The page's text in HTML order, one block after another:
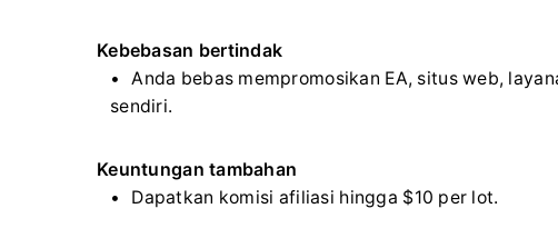
Kebebasan bertindak
Anda bebas mempromosikan EA, situs web,
sendiri.
Keuntungan tambahan
Dapatkan komisi afiliasi hingga $10 per lot.